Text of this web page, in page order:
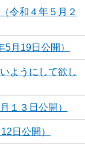
令和４年５月２
月19日公開）
ようにして欲し
１３日公開）
日公開）